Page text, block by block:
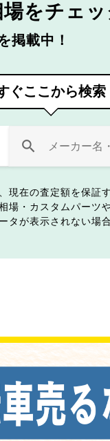
場をチェ
掲載中！
ぐここから検索
現在の査定額を保証
場・カスタムパーツ
タが表示されない場